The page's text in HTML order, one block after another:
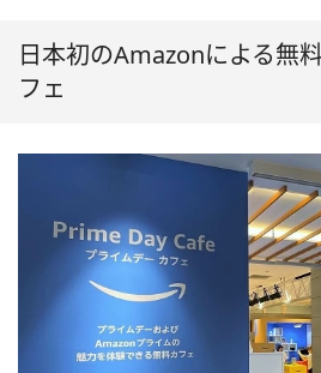
日本初のAmazonによる無
フェ